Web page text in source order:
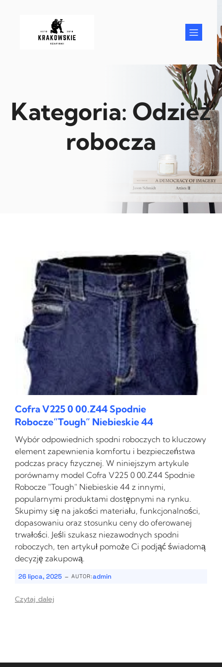
Kategoria: Odzież
robocza
Cofra V225 0 00.Z44 Spodnie
Robocze”Tough” Niebieskie 44
Wybór odpowiednich spodni roboczych to kluczowy
element zapewnienia komfortu i bezpieczeństwa
podczas pracy fizycznej. W niniejszym artykule
porównamy model Cofra V225 0 00.Z44 Spodnie
Robocze "Tough" Niebieskie 44 z innymi,
popularnymi produktami dostępnymi na rynku.
Skupimy się na jakości materiału, funkcjonalności,
dopasowaniu oraz stosunku ceny do oferowanej
trwałości. Jeśli szukasz niezawodnych spodni
roboczych, ten artykuł pomoże Ci podjąć świadomą
decyzję zakupową.
26 lipca, 2025 - AUTOR:admin
Czytaj dalej